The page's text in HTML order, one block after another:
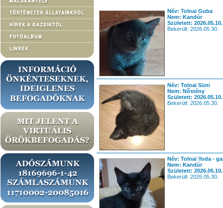
Név: Tolnai Guba
Nem: Kandúr
Született: 2026.05.10.
Bekerült: 2026.05.30.
Név: Tolnai Süni
Nem: Nőstény
Született: 2026.05.10.
Bekerült: 2026.05.30.
Név: Tolnai Yoda -
Nem: Kandúr
Született: 2026.05.10.
Bekerült: 2026.05.30.